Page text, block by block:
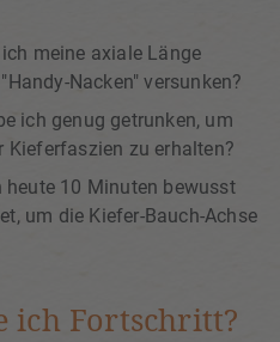
ich meine axiale Länge
Nacken" versunken?
ich genug getrunken, um
Kieferfaszien zu erhalten?
heute 10 Minuten bewusst
um die Kiefer-Bauch-Achse
ich Fortschritt?